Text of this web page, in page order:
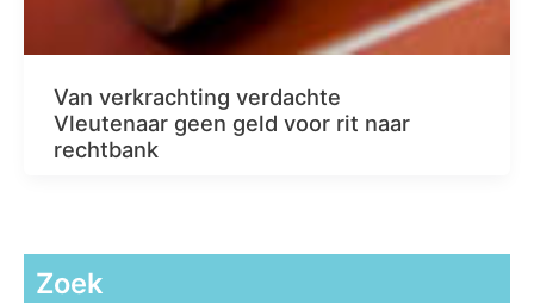
Van verkrachting verdachte
Vleutenaar geen geld voor rit naar
rechtbank
Zoek